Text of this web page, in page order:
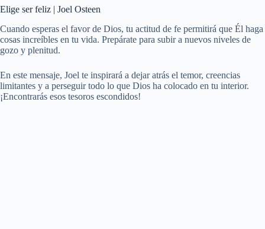
Elige ser feliz | Joel Osteen
Cuando esperas el favor de Dios, tu actitud de fe permitirá que Él haga
cosas increíbles en tu vida. Prepárate para subir a nuevos niveles de
gozo y plenitud.
En este mensaje, Joel te inspirará a dejar atrás el temor, creencias
limitantes y a perseguir todo lo que Dios ha colocado en tu interior.
¡Encontrarás esos tesoros escondidos!